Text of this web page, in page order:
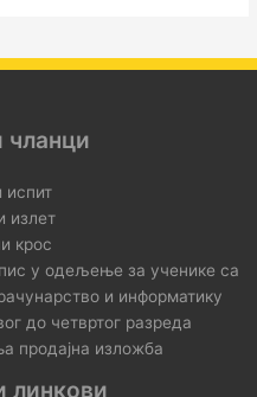
чланци
испит
излет
крос
у одељење за ученике са
и информатику
до четвртог разреда
продајна изложба